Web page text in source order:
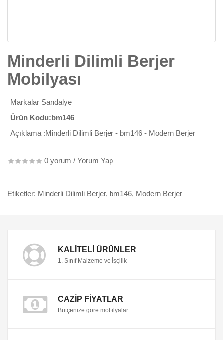
Minderli Dilimli Berjer
Mobilyası
Markalar Sandalye
Ürün Kodu:bm146
Açıklama :Minderli Dilimli Berjer - bm146 - Modern Berjer
0 yorum / Yorum Yap
Etiketler: Minderli Dilimli Berjer, bm146, Modern Berjer
KALITELI ÜRÜNLER
1. Sınıf Malzeme ve İşçilik
CAZIP FIYATLAR
Bütçenize göre mobilyalar